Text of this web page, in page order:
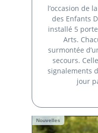
l’occasion de
des Enfants
installé 5
Arts.
surmontée
secours.
signalements
jour
Nouvelles